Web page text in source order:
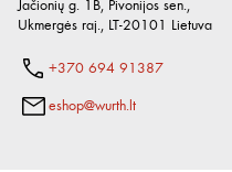
Jačionių g. 1B, Pivonijos sen.,
Ukmergės raj., LT-20101 Lietuva
+370 694 91387
eshop@wurth.lt